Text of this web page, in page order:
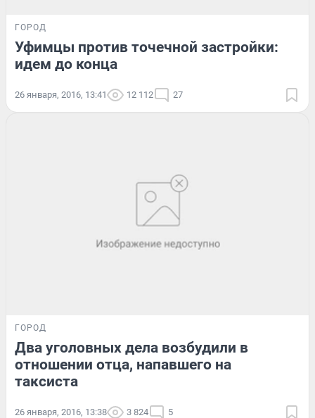
ГОРОД
Уфимцы против точечной застройки:
идем до конца
26 января, 2016, 13:41 12 112 27
ГОРОД
Два уголовных дела возбудили в
отношении отца, напавшего на
таксиста
26 января, 2016, 13:38 3 824 5